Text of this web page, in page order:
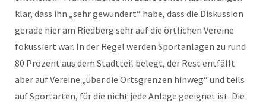
klar, dass ihn „sehr gewundert“ habe, dass die Diskussion
gerade hier am Riedberg sehr auf die örtlichen Vereine
fokussiert war. In der Regel werden Sportanlagen zu rund
80 Prozent aus dem Stadtteil belegt, der Rest entfällt
aber auf Vereine „über die Ortsgrenzen hinweg“ und teils
auf Sportarten, für die nicht jede Anlage geeignet ist. Die